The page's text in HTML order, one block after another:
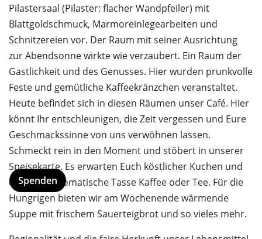
Pilastersaal (Pilaster: flacher Wandpfeiler) mit
Blattgoldschmuck, Marmoreinlegearbeiten und
Schnitzereien vor. Der Raum mit seiner Ausrichtung
zur Abendsonne wirkte wie verzaubert. Ein Raum der
Gastlichkeit und des Genusses. Hier wurden prunkvolle
Feste und gemütliche Kaffeekränzchen veranstaltet.
Heute befindet sich in diesen Räumen unser Café. Hier
könnt Ihr entschleunigen, die Zeit vergessen und Eure
Geschmackssinne von uns verwöhnen lassen.
Schmeckt rein in den Moment und stöbert in unserer
Speisekarte. Es erwarten Euch köstlicher Kuchen und
dazu eine aromatische Tasse Kaffee oder Tee. Für die
Hungrigen bieten wir am Wochenende wärmende
Suppe mit frischem Sauerteigbrot und so vieles mehr.
Spenden